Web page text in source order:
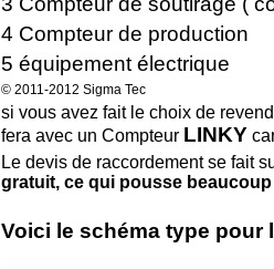
4 Compteur de production
5 équipement électrique
© 2011-2012 Sigma Tec
si vous avez fait le choix de
fera avec un Compteur LINKY
Le devis de raccordement se fait
gratuit, ce qui pousse
Voici le schéma type pour